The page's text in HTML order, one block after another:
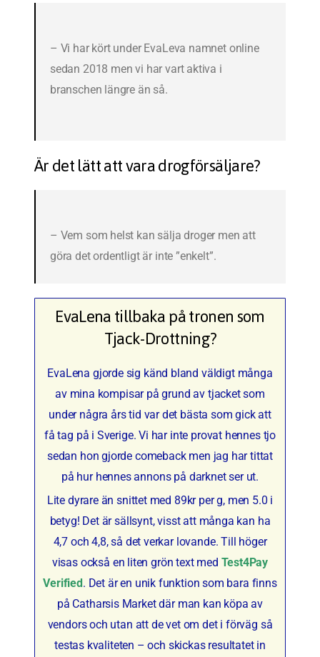
– Vi har kört under EvaLeva namnet online
sedan 2018 men vi har vart aktiva i
branschen längre än så.
Är det lätt att vara drogförsäljare?
– Vem som helst kan sälja droger men att
göra det ordentligt är inte ”enkelt”.
EvaLena tillbaka på tronen som
Tjack-Drottning?
EvaLena gjorde sig känd bland väldigt många
av mina kompisar på grund av tjacket som
under några års tid var det bästa som gick att
få tag på i Sverige. Vi har inte provat hennes tjo
sedan hon gjorde comeback men jag har tittat
på hur hennes annons på darknet ser ut.
Lite dyrare än snittet med 89kr per g, men 5.0 i
betyg! Det är sällsynt, visst att många kan ha
4,7 och 4,8, så det verkar lovande. Till höger
visas också en liten grön text med Test4Pay
Verified . Det är en unik funktion som bara finns
på Catharsis Market där man kan köpa av
vendors och utan att de vet om det i förväg så
testas kvaliteten – och skickas resultatet in